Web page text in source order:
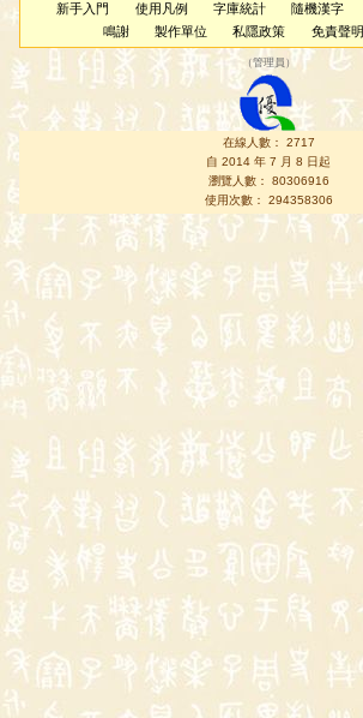
新手入門 使用凡例 字庫統計 隨機漢字
鳴謝
製作單位 私隱政策 免責聲明
（管理員 ）
在線人數： 2717
自 2014 年 7 月 8 日起
瀏覽人數： 80306916
使用次數： 294358306